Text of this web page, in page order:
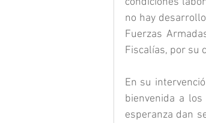
no hay
Fuerzas
Fiscalías, por su
En su
bienvenida a
esperanza dan